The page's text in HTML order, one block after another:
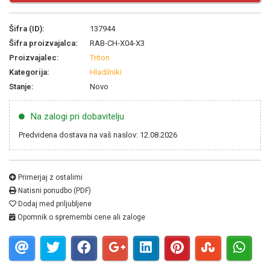
Šifra (ID):
137944
Šifra proizvajalca:
RAB-CH-X04-X3
Proizvajalec:
Triton
Kategorija:
Hladilniki
Stanje:
Novo
Na zalogi pri dobavitelju
Predvidena dostava na vaš naslov: 12.08.2026
Primerjaj z ostalimi
Natisni ponudbo (PDF)
Dodaj med priljubljene
Opomnik o spremembi cene ali zaloge